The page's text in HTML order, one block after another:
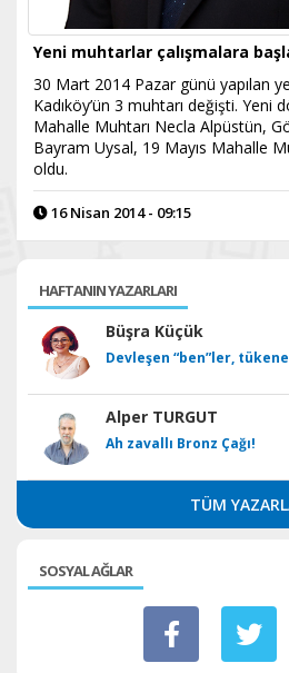
Yeni muhtarlar çalışmalara
30 Mart 2014 Pazar günü yapılan
Kadıköy’ün 3 muhtarı değişti. Yeni
Mahalle Muhtarı Necla Alpüstün,
Bayram Uysal, 19 Mayıs Mahalle
oldu.
16 Nisan 2014 - 09:15
HAFTANIN YAZARLARI
Büşra Küçük
Devleşen “ben”ler,
Alper TURGUT
Ah zavallı Bronz Çağı!
TÜM
SOSYAL AĞLAR